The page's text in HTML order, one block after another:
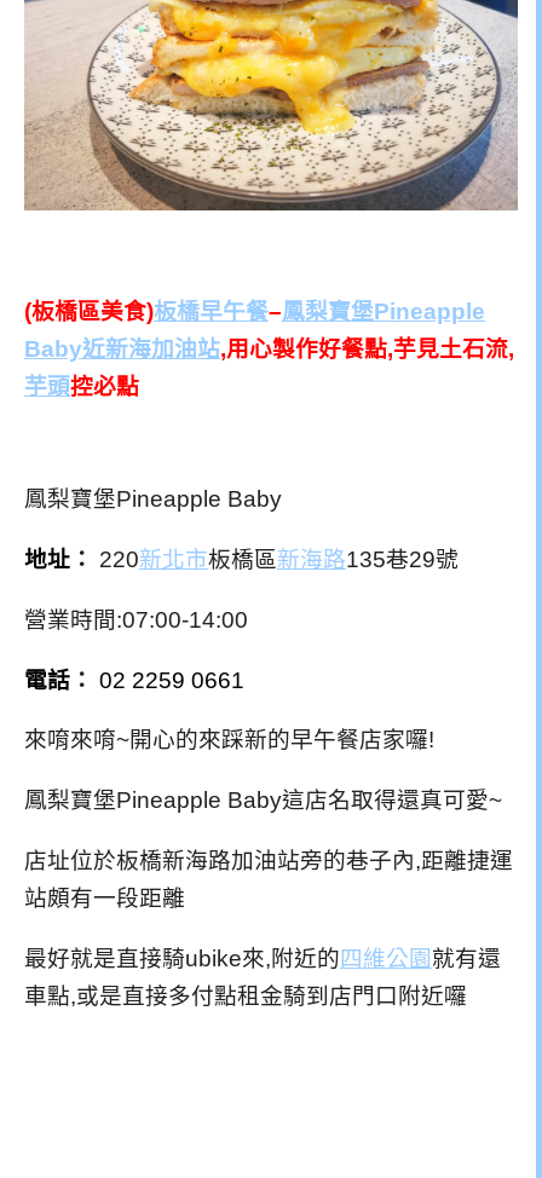
(板橋區美食)板橋早午餐–鳳梨寶堡Pineapple
Baby近新海加油站,用心製作好餐點,芋見土石流,
芋頭控必點
鳳梨寶堡Pineapple Baby
地址 ： 220新北市板橋區新海路135巷29號
營業時間:07:00-14:00
電話 ： 02 2259 0661
來唷來唷~開心的來踩新的早午餐店家囉!
鳳梨寶堡Pineapple Baby這店名取得還真可愛~
店址位於板橋新海路加油站旁的巷子內,距離捷運
站頗有一段距離
最好就是直接騎ubike來,附近的四維公園就有還
車點,或是直接多付點租金騎到店門口附近囉